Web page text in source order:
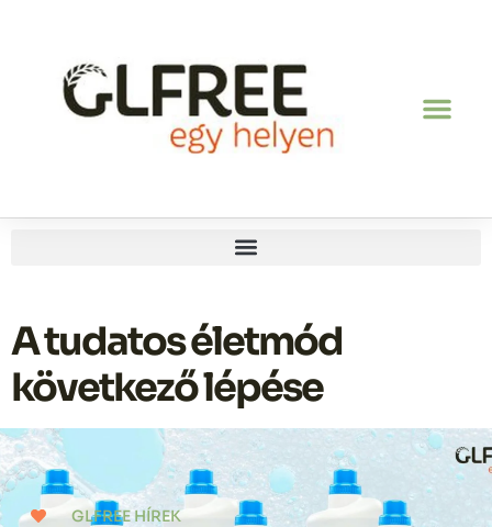
A tudatos életmód
következő lépése
GLFREE HÍREK